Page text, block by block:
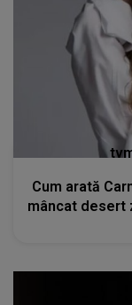
Cum arată
mâncat desert